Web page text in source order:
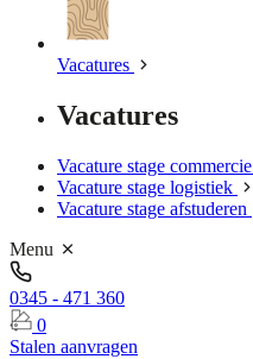
Vacatures
Vacatures
Vacature stage commercie
Vacature stage logistiek
Vacature stage afstuderen
Menu
0345 - 471 360
0
Stalen aanvragen